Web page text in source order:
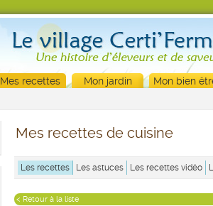
Mes recettes Mon jardin Mon bien
Mes recettes de cuisine
Les recettes Les astuces Les recettes vidéo
< Retour à la liste